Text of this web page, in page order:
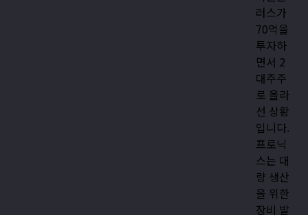
러스가
70억을
투자하
면서 2
대주주
로 올라
선 상황
입니다.
프로닉
스는 대
량 생산
을 위한
장비 발